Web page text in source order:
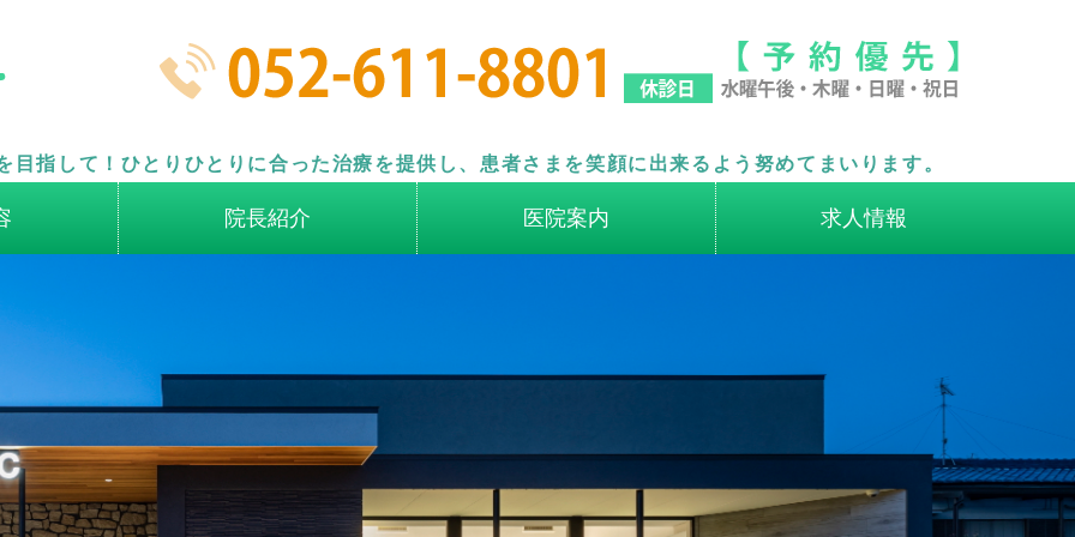
名古屋市南区の歯科医院 なごやか歯科
指して！ひとりひとりに合った治療を提供し、患者さまを笑顔に出来るよう努めてまいります。
院長紹介 医院案内 求人情報